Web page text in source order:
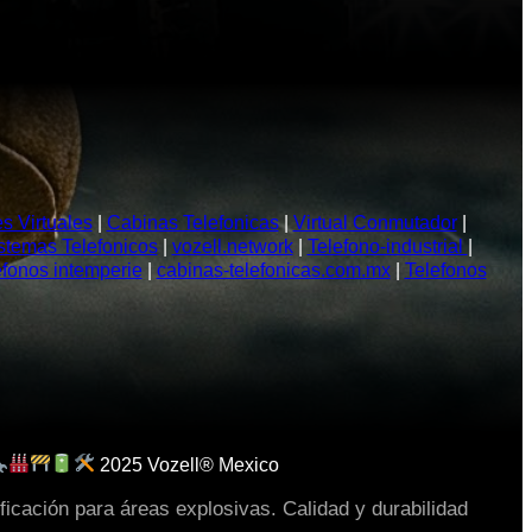
Virtuales| Cabinas Telefonicas| Virtual Conmutador|
Telefonicos| vozell.network| Telefono-industrial
intemperie| cabinas-telefonicas.com.mx| Telefonos
2025 Vozell® Mexico
para áreas explosivas. Calidad y durabilidad